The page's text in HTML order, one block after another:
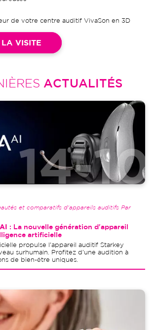
de votre centre auditif VivaSon en 3D
VISITE
ACTUALITÉS
et comparatifs d'appareils auditifs Par
: La nouvelle génération d'appareil
artificielle
propulse l'appareil auditif Starkey
surhumain. Profitez d'une audition à
de bien-être uniques.